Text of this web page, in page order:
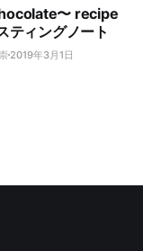
〜 recipe
ティングノート
2019年3月1日